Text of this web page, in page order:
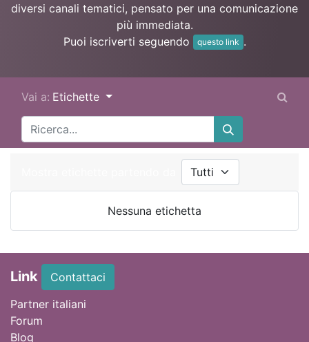
diversi canali tematici, pensato per una comunicazione
più immediata.
Puoi iscriverti seguendo
questo link .
Vai a: Etichette
Nessuna etichetta
Link
Contattaci
Partner italiani
Forum
Blog